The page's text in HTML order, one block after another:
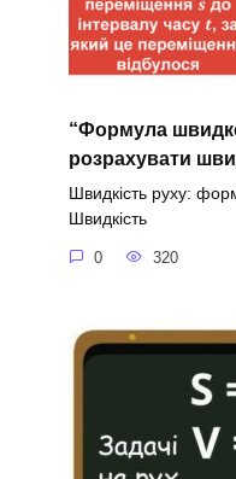
“Формула
розрахувати
Швидкість руху:
Швидкість
0 320